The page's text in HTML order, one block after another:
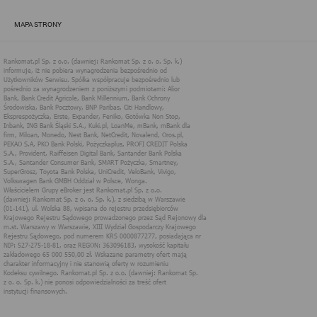
MAPA STRONY
dostosowanie usług, świadczonych w ramach serwisu do potrzeb
Więcej informacji na temat stosowania technologii cookies w
serwisie dostępne jest w Polityce Cookies.
Polityka Cookies serwisów
internetowych spółki Rankomat.pl Sp. z
o.o. (dawniej: Rankomat Sp. z o. o. Sp.
k.)
Rankomat.pl Sp. z o.o. (dawniej: Rankomat Sp. z o. o. Sp. k.), z
siedzibą w Warszawie (01-141), ul. Wolska 88, wpisana do rejestru
przedsiębiorców Krajowego Rejestru Sądowego prowadzonego
przez Sąd Rejonowy dla m.st. Warszawy w Warszawie, XIII
Wydział Gospodarczy Krajowego Rejestru Sądowego, pod
numerem KRS 0000877277, posiadająca nr NIP: 527-275-18-81,
oraz REGON: 363096183, zwana dalej "Rankomat" wykorzystuje
na swoich stronach internetowych technologię "cookies".
Zasady wykorzystania informacji dostarczonych przez
użytkownika w ramach technologii cookies w trakcie korzystania
ze stron internetowych i Rankomat określa niniejszy dokument.
Każdy użytkownik serwisów Rankomat proszony jest o